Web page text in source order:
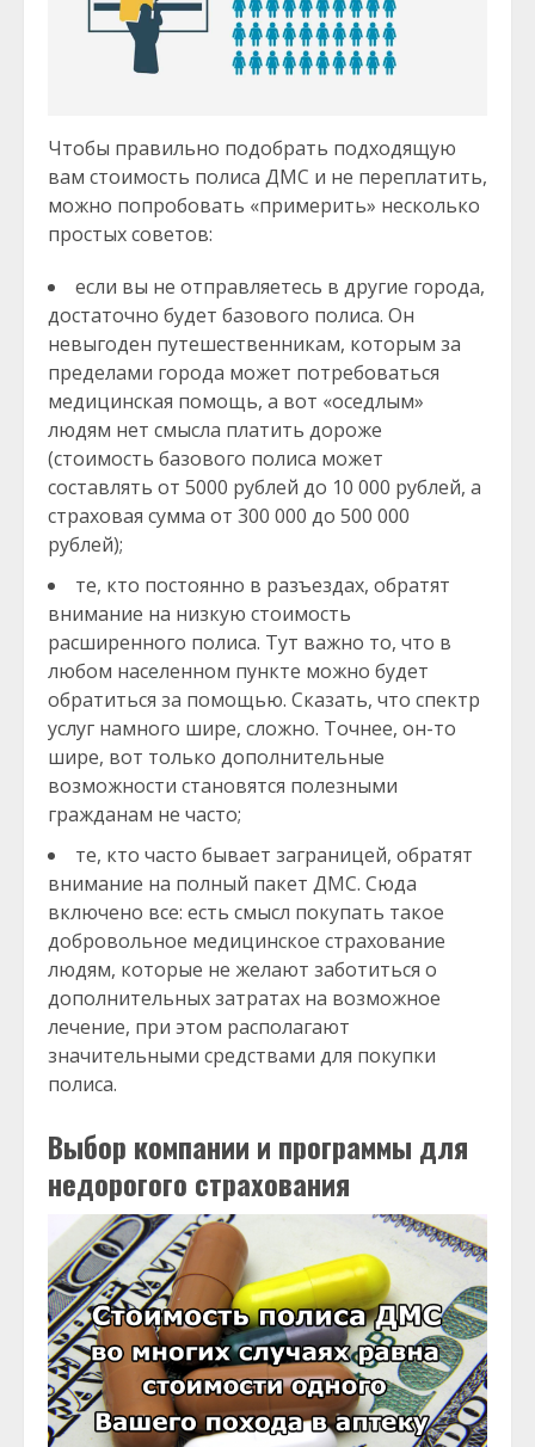
Чтобы правильно подобрать подходящую
вам стоимость полиса ДМС и не переплатить,
можно попробовать «примерить» несколько
простых советов:
если вы не отправляетесь в другие города,
достаточно будет базового полиса. Он
невыгоден путешественникам, которым за
пределами города может потребоваться
медицинская помощь, а вот «оседлым»
людям нет смысла платить дороже
(стоимость базового полиса может
составлять от 5000 рублей до 10 000 рублей, а
страховая сумма от 300 000 до 500 000
рублей);
те, кто постоянно в разъездах, обратят
внимание на низкую стоимость
расширенного полиса. Тут важно то, что в
любом населенном пункте можно будет
обратиться за помощью. Сказать, что спектр
услуг намного шире, сложно. Точнее, он-то
шире, вот только дополнительные
возможности становятся полезными
гражданам не часто;
те, кто часто бывает заграницей, обратят
внимание на полный пакет ДМС. Сюда
включено все: есть смысл покупать такое
добровольное медицинское страхование
людям, которые не желают заботиться о
дополнительных затратах на возможное
лечение, при этом располагают
значительными средствами для покупки
полиса.
Выбор компании и программы для
недорогого страхования